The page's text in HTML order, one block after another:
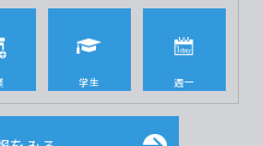
学生 週一